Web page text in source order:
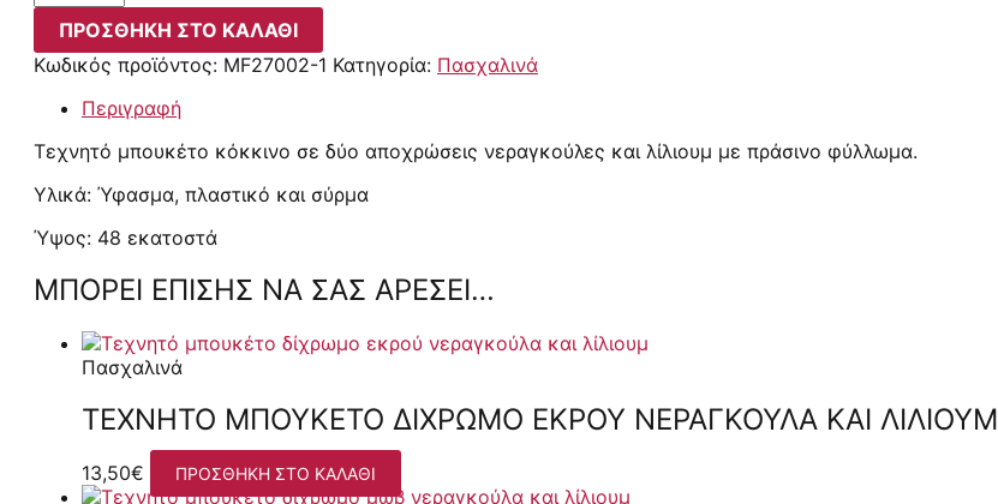
ΠΡΟΣΘΉΚΗ ΣΤΟ ΚΑΛΆΘΙ
Κωδικός προϊόντος: MF27002-1 Κατηγορία: Πασχαλινά
Περιγραφή
Τεχνητό μπουκέτο κόκκινο σε δύο αποχρώσεις νεραγκούλες και λίλιουμ με πράσινο φύλλωμα.
Υλικά: Ύφασμα, πλαστικό και σύρμα
Ύψος: 48 εκατοστά
ΜΠΟΡΕΊ ΕΠΊΣΗΣ ΝΑ ΣΑΣ ΑΡΈΣΕΙ…
Πασχαλινά
ΤΕΧΝΗΤΌ ΜΠΟΥΚΈΤΟ ΔΊΧΡΩΜΟ ΕΚΡΟΎ ΝΕΡΑΓΚΟΎΛΑ ΚΑΙ ΛΊΛΙΟΥΜ
13,50€ ΠΡΟΣΘΉΚΗ ΣΤΟ ΚΑΛΆΘΙ